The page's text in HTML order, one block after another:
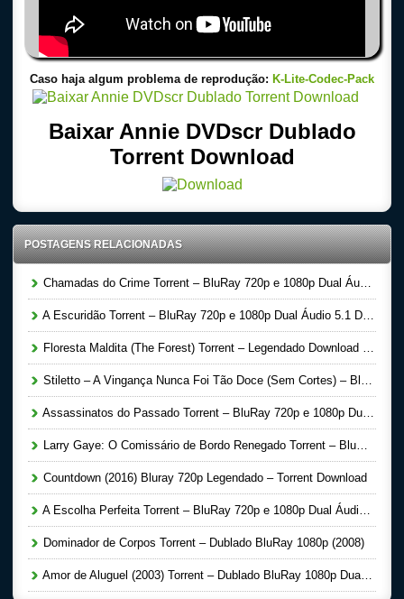
Caso haja algum problema de reprodução: K-Lite-Codec-Pack
Baixar Annie DVDscr Dublado
Torrent Download
POSTAGENS RELACIONADAS
Chamadas do Crime Torrent – BluRay 720p e 1080p Dual Áudio Download (2016)
A Escuridão Torrent – BluRay 720p e 1080p Dual Áudio 5.1 Download (2016)
Floresta Maldita (The Forest) Torrent – Legendado Download Torrent (2016)
Stiletto – A Vingança Nunca Foi Tão Doce (Sem Cortes) – BluRay 720p e 1080p Dual Áudio Torrent Download (2008)
Assassinatos do Passado Torrent – BluRay 720p e 1080p Dual Áudio 5.1 Download (2016)
Larry Gaye: O Comissário de Bordo Renegado Torrent – BluRay 720p e 1080p Dual Áudio Download (2016)
Countdown (2016) Bluray 720p Legendado – Torrent Download
A Escolha Perfeita Torrent – BluRay 720p e 1080p Dual Áudio Download (2016)
Dominador de Corpos Torrent – Dublado BluRay 1080p (2008)
Amor de Aluguel (2003) Torrent – Dublado BluRay 1080p Dual Áudio Download